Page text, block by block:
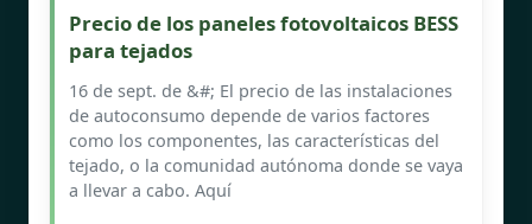
Precio de los paneles fotovoltaicos BESS
para tejados
16 de sept. de &#; El precio de las instalaciones
de autoconsumo depende de varios factores
como los componentes, las características del
tejado, o la comunidad autónoma donde se vaya
a llevar a cabo. Aquí